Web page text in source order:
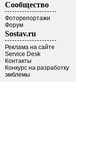
Сообщество
Фоторепортажи
Форум
Sostav.ru
Реклама на сайте
Service Desk
Контакты
Конкурс на разработку
эмблемы